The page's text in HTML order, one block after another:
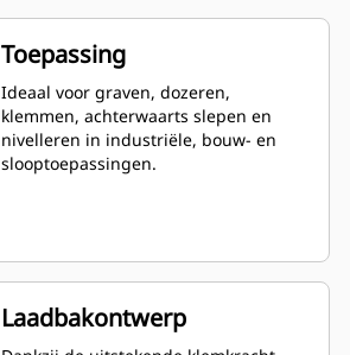
Toepassing
Ideaal voor graven, dozeren,
klemmen, achterwaarts slepen en
nivelleren in industriële, bouw- en
slooptoepassingen.
Laadbakontwerp